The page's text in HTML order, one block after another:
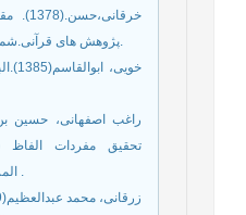
پژوهش های قرآنی.شماره17-18. صص300-317.
تحقیق مفردات الفاظ
المرتضویه لاحیاء آثارالجعفریه .